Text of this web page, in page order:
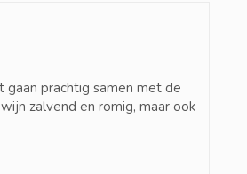
prachtig samen met de
zalvend en romig, maar ook